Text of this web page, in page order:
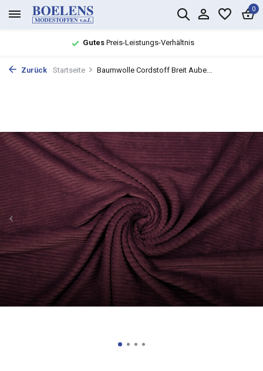
0
GutesPreis-Leistungs-Verhältnis
Zurück Startseite Baumwolle Cordstoff Breit Aube...